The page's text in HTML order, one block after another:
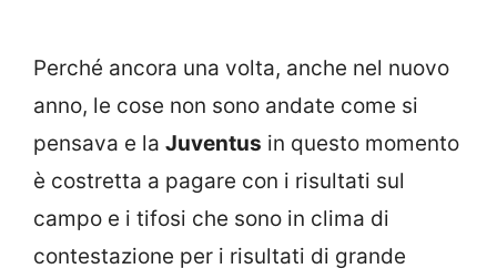
Perché ancora una volta, anche nel nuovo
anno, le cose non sono andate come si
pensava e la Juventus in questo momento
è costretta a pagare con i risultati sul
campo e i tifosi che sono in clima di
contestazione per i risultati di grande